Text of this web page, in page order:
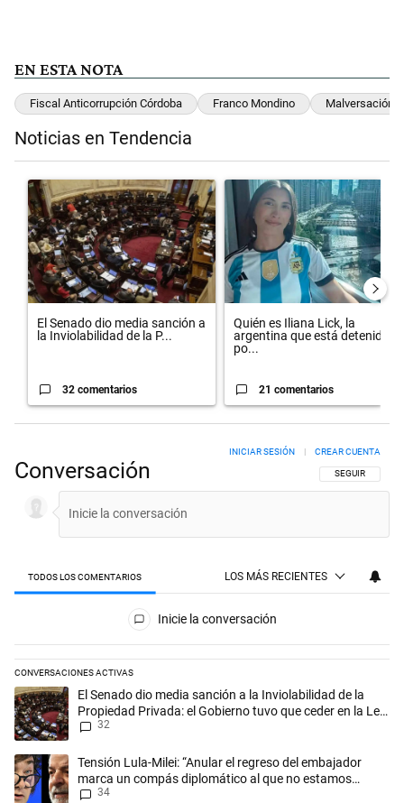
EN ESTA NOTA
Fiscal Anticorrupción Córdoba Franco Mondino Malversación
Noticias en Tendencia
Un artículo de tendencia con el título "El Senado dio media sanción
El Senado dio media sanción a
la Inviolabilidad de la P...
32 comentarios
Un artículo de tendencia con el
Quién es Iliana Lick, la
argentina que está detenida
po...
21 comentarios
Conversación SIGA ESTA
SEGUIR
INICIAR SESIÓN | CREAR CUENTA
TODOS LOS COMENTARIOS LOS MÁS RECIENTES
Inicie la conversación
CONVERSACIONES ACTIVAS
Este listado muestra los artículos con más comentarios en los
Un artículo de tendencia con el título "El Senado dio media sanción a
El Senado dio media sanción a la Inviolabilidad de la
Propiedad Privada: el Gobierno tuvo que ceder en la Ley
del Manejo del Fuego
32
Un artículo de tendencia con el título "Tensión Lula-Milei: “Anular el
Tensión Lula-Milei: “Anular el regreso del embajador
marca un compás diplomático al que no estamos
acostumbrados"
34